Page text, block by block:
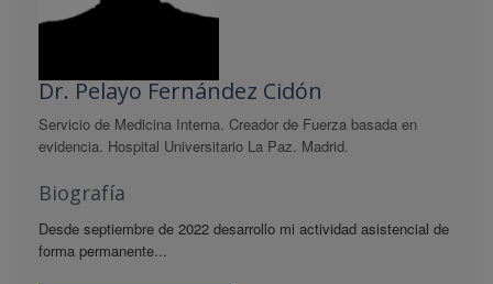
Dr. Pelayo Fernández Cidón
Servicio de Medicina Interna. Creador de Fuerza basada en
evidencia. Hospital Universitario La Paz. Madrid.
Biografía
Desde septiembre de 2022 desarrollo mi actividad asistencial de
forma permanente...